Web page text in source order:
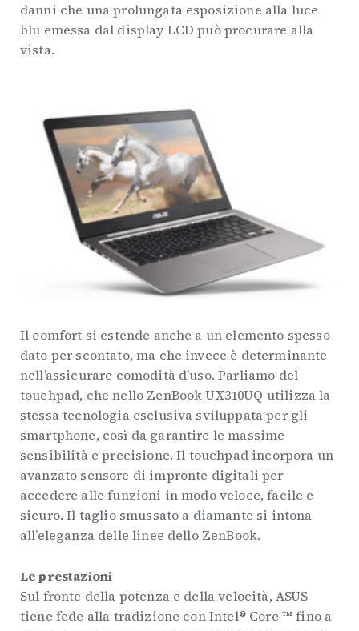
danni che una prolungata esposizione alla luce
blu emessa dal display LCD può procurare alla
vista.
Il comfort si estende anche a un elemento spesso
dato per scontato, ma che invece è determinante
nell’assicurare comodità d’uso. Parliamo del
touchpad, che nello ZenBook UX310UQ utilizza la
stessa tecnologia esclusiva sviluppata per gli
smartphone, così da garantire le massime
sensibilità e precisione. Il touchpad incorpora un
avanzato sensore di impronte digitali per
accedere alle funzioni in modo veloce, facile e
sicuro. Il taglio smussato a diamante si intona
all’eleganza delle linee dello ZenBook.
Le prestazioni
Sul fronte della potenza e della velocità, ASUS
tiene fede alla tradizione con Intel® Core ™ fino a